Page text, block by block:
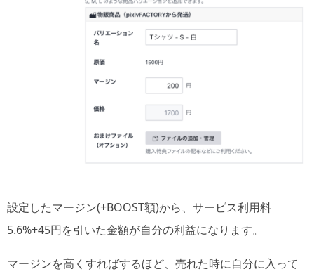
設定したマージン(+BOOST額)から、サービス利用料
5.6%+45円を引いた金額が自分の利益になります。
マージンを高くすればするほど、売れた時に自分に入って